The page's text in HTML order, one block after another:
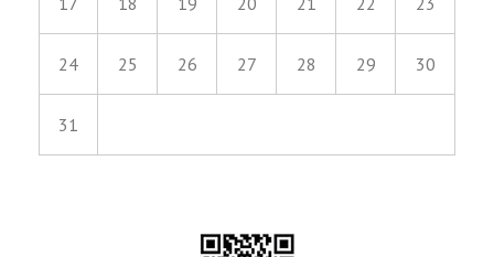
24 25 26 27 28 29 30
31